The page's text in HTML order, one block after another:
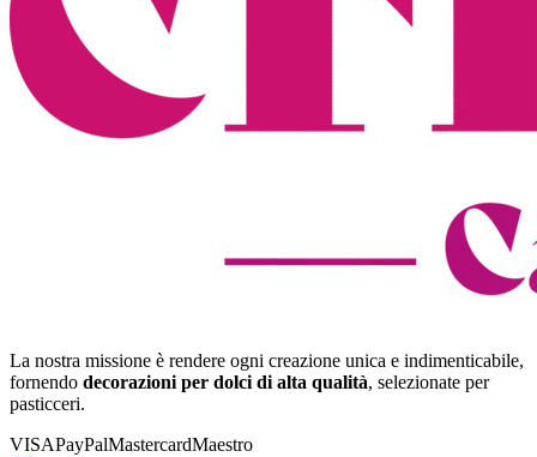
La nostra missione è rendere ogni creazione unica e indimenticabile,
fornendo decorazioni per dolci di alta qualità, selezionate per
pasticceri.
VISAPayPalMastercardMaestro